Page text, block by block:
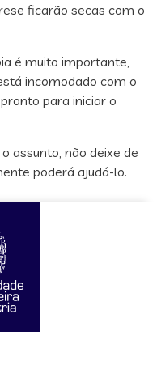
ficarão secas com o
é muito importante,
incomodado com o
para iniciar o
assunto, não deixe de
poderá ajudá-lo.